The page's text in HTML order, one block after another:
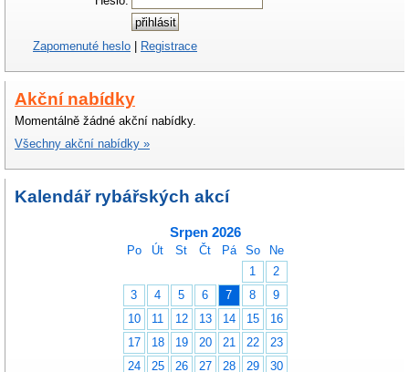
Zapomenuté heslo Registrace
Akční nabídky
Momentálně žádné akční nabídky.
Všechny akční nabídky »
Kalendář rybářských akcí
Srpen 2026
Po Út St Čt Pá So
Ne
1
2
3
4 5 6 7 8
9
10
11 12 13 14 15
16
17
18 19 20 21 22
23
24
25 26 27 28 29 30